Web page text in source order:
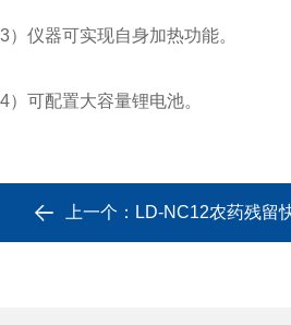
3）仪器可实现自身加热功能。
4）可配置大容量锂电池。
上一个： LD-NC12农药残留